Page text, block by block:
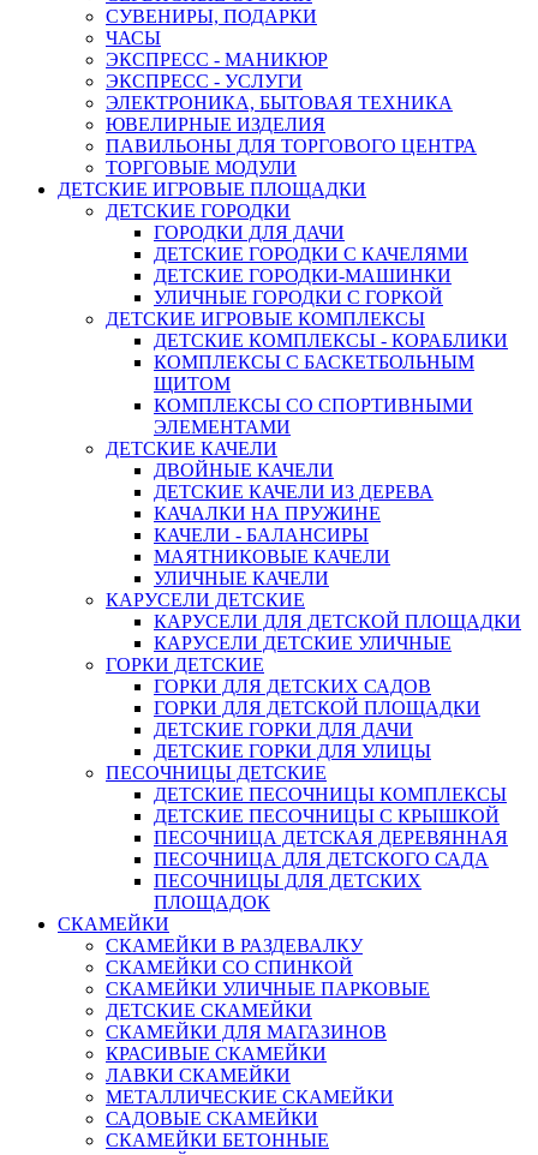
СУВЕНИРЫ, ПОДАРКИ
ЧАСЫ
ЭКСПРЕСС - МАНИКЮР
ЭКСПРЕСС - УСЛУГИ
ЭЛЕКТРОНИКА, БЫТОВАЯ ТЕХНИКА
ЮВЕЛИРНЫЕ ИЗДЕЛИЯ
ПАВИЛЬОНЫ ДЛЯ ТОРГОВОГО ЦЕНТРА
ТОРГОВЫЕ МОДУЛИ
ДЕТСКИЕ ИГРОВЫЕ ПЛОЩАДКИ
ДЕТСКИЕ ГОРОДКИ
ГОРОДКИ ДЛЯ ДАЧИ
ДЕТСКИЕ ГОРОДКИ С КАЧЕЛЯМИ
ДЕТСКИЕ ГОРОДКИ-МАШИНКИ
УЛИЧНЫЕ ГОРОДКИ С ГОРКОЙ
ДЕТСКИЕ ИГРОВЫЕ КОМПЛЕКСЫ
ДЕТСКИЕ КОМПЛЕКСЫ - КОРАБЛИКИ
КОМПЛЕКСЫ С БАСКЕТБОЛЬНЫМ
ЩИТОМ
КОМПЛЕКСЫ СО СПОРТИВНЫМИ
ЭЛЕМЕНТАМИ
ДЕТСКИЕ КАЧЕЛИ
ДВОЙНЫЕ КАЧЕЛИ
ДЕТСКИЕ КАЧЕЛИ ИЗ ДЕРЕВА
КАЧАЛКИ НА ПРУЖИНЕ
КАЧЕЛИ - БАЛАНСИРЫ
МАЯТНИКОВЫЕ КАЧЕЛИ
УЛИЧНЫЕ КАЧЕЛИ
КАРУСЕЛИ ДЕТСКИЕ
КАРУСЕЛИ ДЛЯ ДЕТСКОЙ ПЛОЩАДКИ
КАРУСЕЛИ ДЕТСКИЕ УЛИЧНЫЕ
ГОРКИ ДЕТСКИЕ
ГОРКИ ДЛЯ ДЕТСКИХ САДОВ
ГОРКИ ДЛЯ ДЕТСКОЙ ПЛОЩАДКИ
ДЕТСКИЕ ГОРКИ ДЛЯ ДАЧИ
ДЕТСКИЕ ГОРКИ ДЛЯ УЛИЦЫ
ПЕСОЧНИЦЫ ДЕТСКИЕ
ДЕТСКИЕ ПЕСОЧНИЦЫ КОМПЛЕКСЫ
ДЕТСКИЕ ПЕСОЧНИЦЫ С КРЫШКОЙ
ПЕСОЧНИЦА ДЕТСКАЯ ДЕРЕВЯННАЯ
ПЕСОЧНИЦА ДЛЯ ДЕТСКОГО САДА
ПЕСОЧНИЦЫ ДЛЯ ДЕТСКИХ
ПЛОЩАДОК
СКАМЕЙКИ
СКАМЕЙКИ В РАЗДЕВАЛКУ
СКАМЕЙКИ СО СПИНКОЙ
СКАМЕЙКИ УЛИЧНЫЕ ПАРКОВЫЕ
ДЕТСКИЕ СКАМЕЙКИ
СКАМЕЙКИ ДЛЯ МАГАЗИНОВ
КРАСИВЫЕ СКАМЕЙКИ
ЛАВКИ СКАМЕЙКИ
МЕТАЛЛИЧЕСКИЕ СКАМЕЙКИ
САДОВЫЕ СКАМЕЙКИ
СКАМЕЙКИ БЕТОННЫЕ